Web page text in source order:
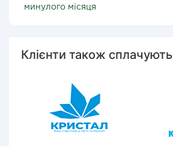
минулого місяця
Клієнти також сплачують